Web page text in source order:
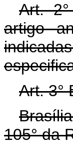
Art.
artigo
Art. 3°
105° da